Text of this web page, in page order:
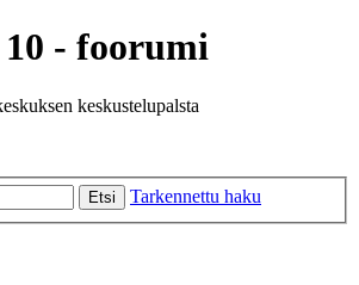
- foorumi
keskustelupalsta
Etsi Tarkennettu haku